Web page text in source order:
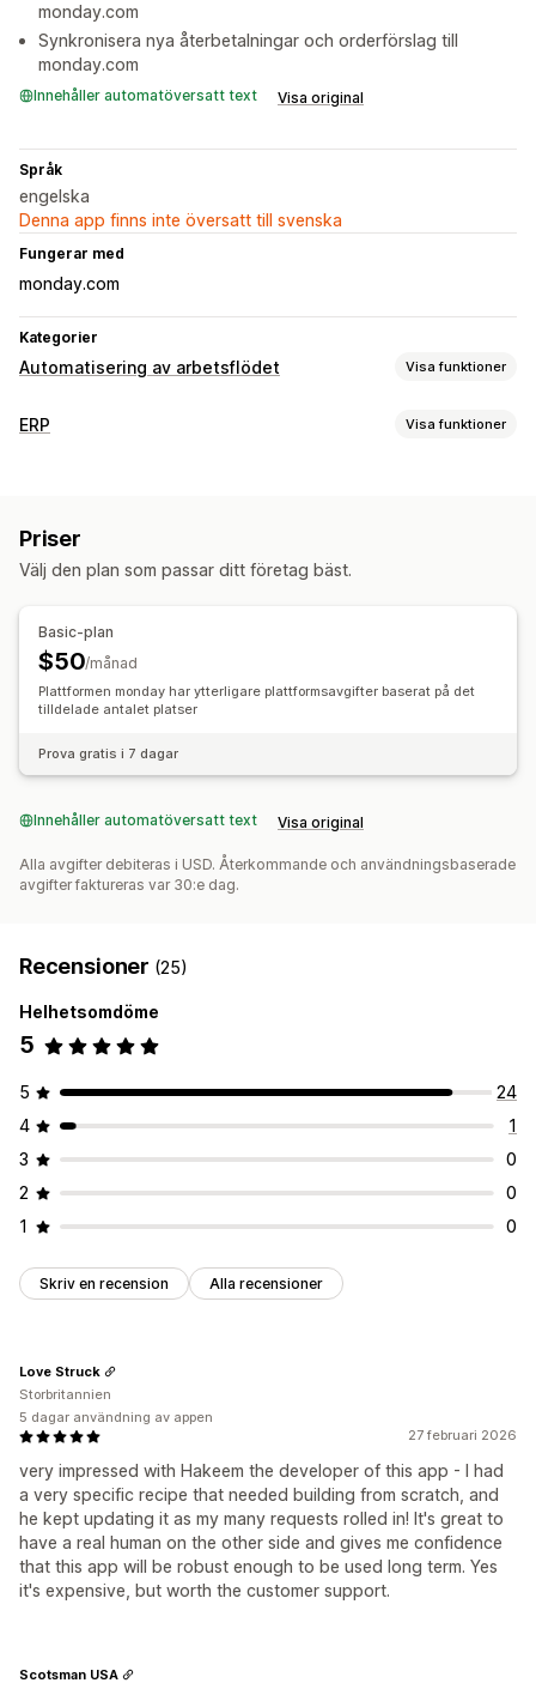
monday.com
Synkronisera nya återbetalningar och orderförslag till
monday.com
Innehåller automatöversatt text Visa original
Språk
engelska
Denna app finns inte översatt till svenska
Fungerar med
monday.com
Kategorier
Automatisering av arbetsflödet Visa funktioner
Automatiseringsuppgifter
Orderhantering
API:er
Anpassade utlösare
Anpassade arbetsflöden
ERP Visa funktioner
Redovisning och ekonomi
Inköpsordrar
Priser
Välj den plan som passar ditt företag bäst.
Basic-plan
$50/månad
Plattformen monday har ytterligare plattformsavgifter baserat på det
tilldelade antalet platser
Prova gratis i 7 dagar
Innehåller automatöversatt text Visa original
Alla avgifter debiteras i USD. Återkommande och användningsbaserade
avgifter faktureras var 30:e dag.
Recensioner (25)
Helhetsomdöme
5
5
24
4
1
3
0
2
0
1
0
Skriv en recension Alla recensioner
27 februari 2026
very impressed with Hakeem the developer of this app - I had
a very specific recipe that needed building from scratch, and
he kept updating it as my many requests rolled in! It's great to
have a real human on the other side and gives me confidence
that this app will be robust enough to be used long term. Yes
it's expensive, but worth the customer support.
Love Struck
Storbritannien
5 dagar användning av appen
Scotsman USA